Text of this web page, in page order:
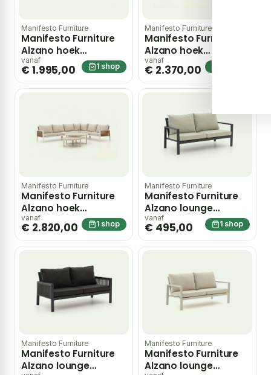
Manifesto Furniture
Manifesto Furniture
Alzano hoek
loungeset 6-delig –
Grijs
vanaf
€ 1.995,00 1 shop
Manifesto Furniture
Manifesto Furniture
Alzano hoek
loungeset 6-delig –
Grijs
vanaf
€ 2.370,00
Manifesto Furniture
Manifesto Furniture
Alzano hoek
loungeset 6-delig –
Wit
vanaf
€ 2.820,00 1 shop
Manifesto Furniture
Manifesto Furniture
Alzano lounge
tuinbank 168cm –
Grijs
vanaf
€ 495,00 1 shop
Manifesto Furniture
Manifesto Furniture
Alzano lounge
Manifesto Furniture
Manifesto Furniture
Alzano lounge